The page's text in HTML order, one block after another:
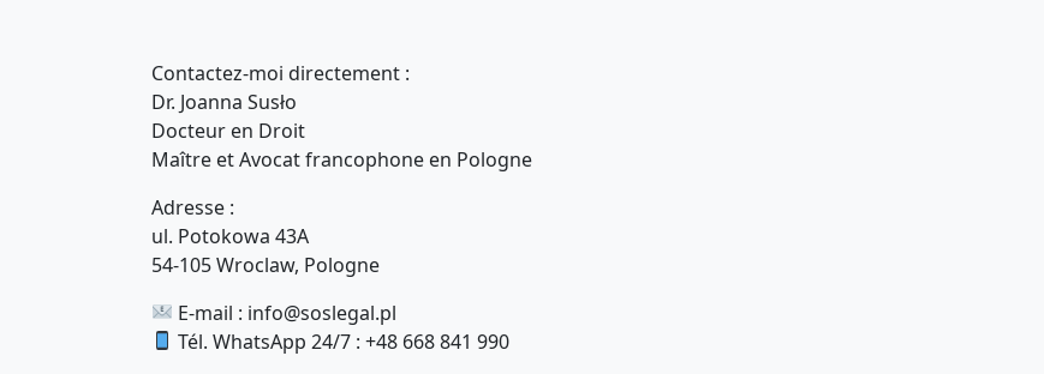
Contactez-moi directement :
Dr. Joanna Susło
Docteur en Droit
Maître et Avocat francophone en Pologne
Adresse :
ul. Potokowa 43A
54-105 Wroclaw, Pologne
E-mail : info@soslegal.pl
Tél. WhatsApp 24/7 : +48 668 841 990